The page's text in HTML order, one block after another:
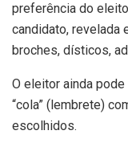
preferência do
candidato, revelada
broches, dísticos,
O eleitor ainda
“cola” (lembrete)
escolhidos.